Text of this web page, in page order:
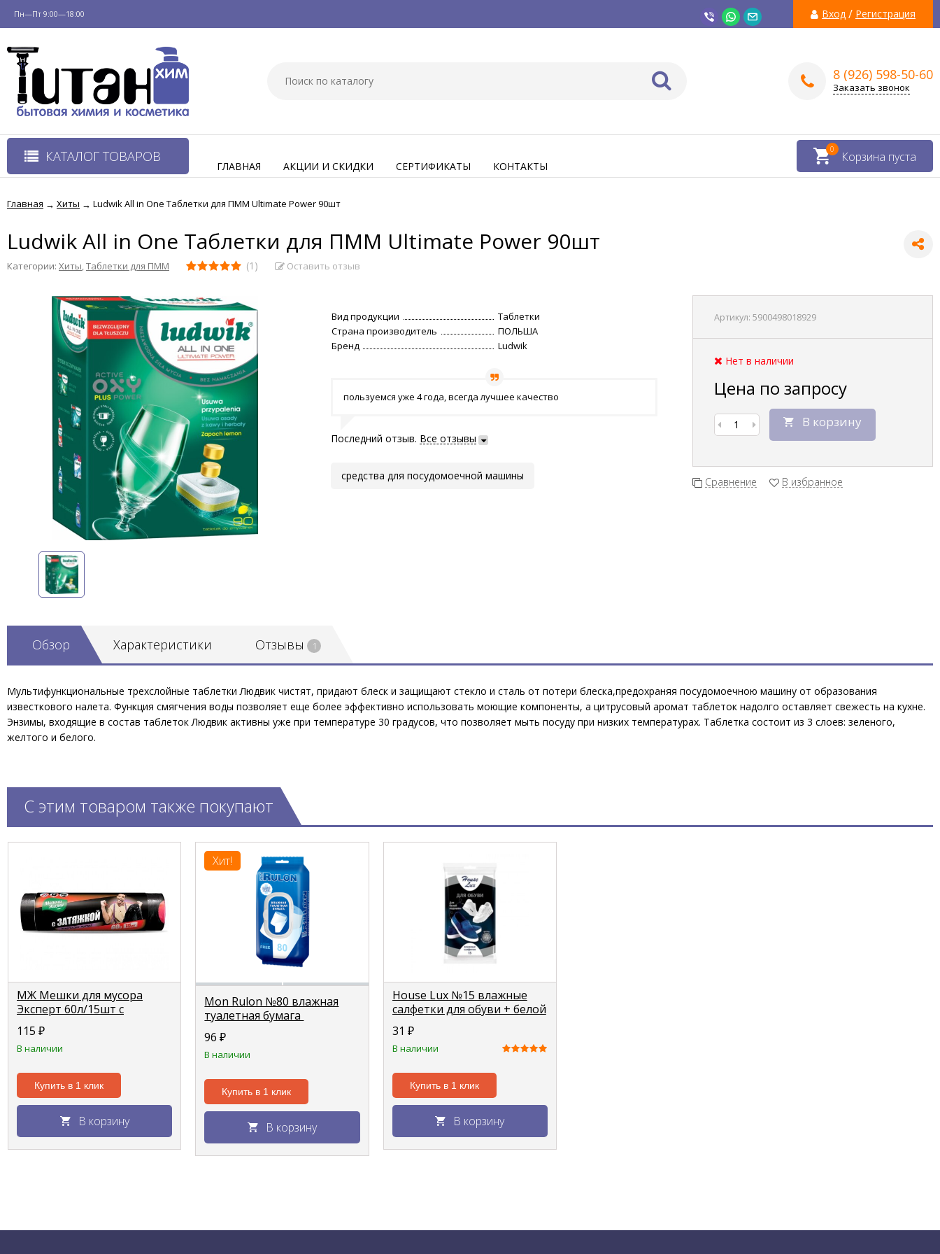
Пн—Пт 9:00—18:00 Вход / Регистрация
8 (926) 598-50-60
Заказать звонок
КАТАЛОГ ТОВАРОВ Корзина пуста
0
ГЛАВНАЯ АКЦИИ И СКИДКИ СЕРТИФИКАТЫ КОНТАКТЫ
Главная → Хиты → Ludwik All in One Таблетки для ПММ Ultimate Power 90шт
Ludwik All in One Таблетки для ПММ Ultimate Power 90шт
Категории: Хиты,Таблетки для ПММ (1) Оставить отзыв
Артикул: 5900498018929
Нет в наличии
Цена по запросу
В корзину
Сравнение В избранное
Вид продукции
Таблетки
Страна производитель
ПОЛЬША
Бренд
Ludwik
пользуемся уже 4 года, всегда лучшее качество
Последний отзыв. Все отзывы
средства для посудомоечной машины
Обзор Характеристики Отзывы 1
Мультифункциональные трехслойные таблетки Людвик чистят, придают блеск и защищают стекло и сталь от потери блеска,предохраняя посудомоечною машину от образования
известкового налета. Функция смягчения воды позволяет еще более эффективно использовать моющие компоненты, а цитрусовый аромат таблеток надолго оставляет свежесть на кухне.
Энзимы, входящие в состав таблеток Людвик активны уже при температуре 30 градусов, что позволяет мыть посуду при низких температурах. Таблетка состоит из 3 слоев: зеленого,
желтого и белого.
С этим товаром также покупают
МЖ Мешки для мусора
Эксперт 60л/15шт c
затяжкой (LDPE 18мкм)
115 ₽
В наличии
Купить в 1 клик
В корзину
Хит!
Mon Rulon №80 влажная
туалетная бумага
96₽
В наличии
Купить в 1 клик
В корзину
House Lux №15 влажные
салфетки для обуви + белой
подошвы
31 ₽
В наличии
Купить в 1 клик
В корзину